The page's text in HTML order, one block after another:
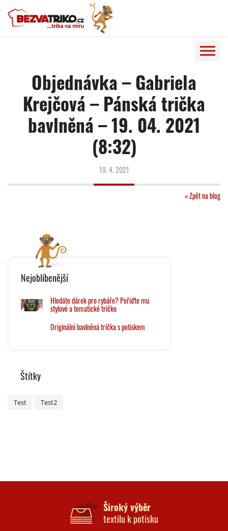
Objednávka – Gabriela
Krejčová – Pánská trička
bavlněná – 19. 04. 2021
(8:32)
19. 4. 2021
« Zpět na blog
Nejoblíbenější
Hledáte dárek pro rybáře? Pořiďte mu
stylové a tematické tričko
Originální bavlněná trička s potiskem
Štítky
Test Test2
Široký výběr
textilu k potisku